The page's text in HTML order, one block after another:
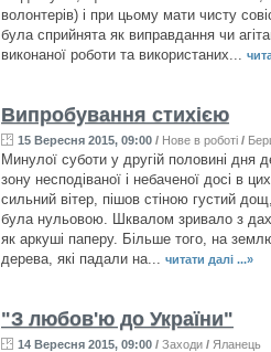
волонтерів) і при цьому мати чисту
була сприйнята як виправдання чи
виконаної роботи та використаних...
Випробування стихією
15 Вересня 2015, 09:00 / Нове в роботі /
Минулої суботи у другій половині дня
зону несподіваної і небаченої досі в
сильний вітер, пішов стіною густий
була нульовою. Шквалом зривало з
як аркуші паперу. Більше того, на
дерева, які падали на... читати далі ...»
"З любов'ю до України"
14 Вересня 2015, 09:00 / Заходи / Яланець